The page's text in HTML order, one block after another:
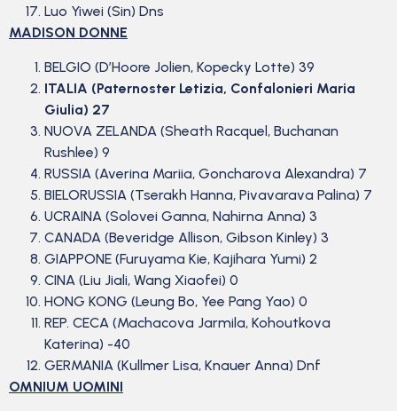
Luo Yiwei (Sin) Dns
MADISON DONNE
BELGIO (D’Hoore Jolien, Kopecky Lotte) 39
ITALIA (Paternoster Letizia, Confalonieri Maria
Giulia) 27
NUOVA ZELANDA (Sheath Racquel, Buchanan
Rushlee) 9
RUSSIA (Averina Mariia, Goncharova Alexandra) 7
BIELORUSSIA (Tserakh Hanna, Pivavarava Palina) 7
UCRAINA (Solovei Ganna, Nahirna Anna) 3
CANADA (Beveridge Allison, Gibson Kinley) 3
GIAPPONE (Furuyama Kie, Kajihara Yumi) 2
CINA (Liu Jiali, Wang Xiaofei) 0
HONG KONG (Leung Bo, Yee Pang Yao) 0
REP. CECA (Machacova Jarmila, Kohoutkova
Katerina) -40
GERMANIA (Kullmer Lisa, Knauer Anna) Dnf
OMNIUM UOMINI